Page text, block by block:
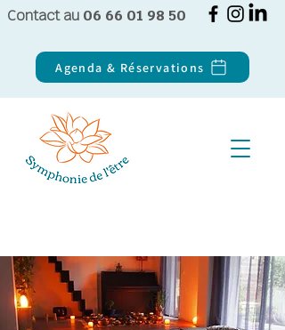
Contact au 06 66 01 98 50
Agenda & Réservations